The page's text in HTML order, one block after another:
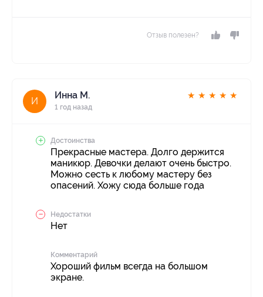
Отзыв полезен?
И
Инна М.
1 год назад
★ ★ ★ ★ ★
Достоинства
Прекрасные мастера. Долго держится
маникюр. Девочки делают очень быстро.
Можно сесть к любому мастеру без
опасений. Хожу сюда больше года
Недостатки
Нет
Комментарий
Хороший фильм всегда на большом
экране.